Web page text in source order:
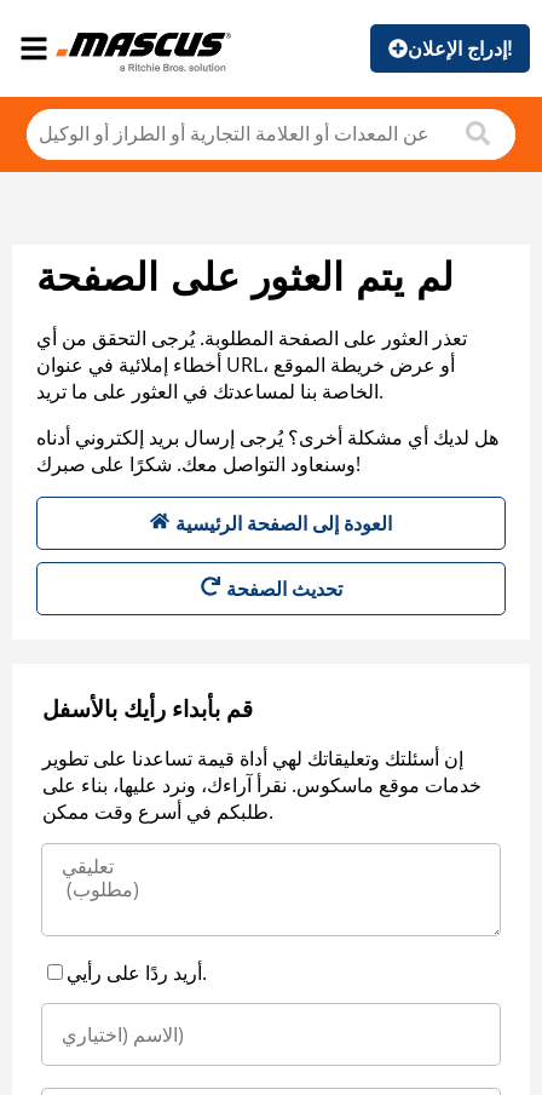
إدراج الإعلان!
لم يتم العثور على الصفحة
تعذر العثور على الصفحة المطلوبة. يُرجى التحقق من أي
أخطاء إملائية في عنوان URL، أو عرض خريطة الموقع
الخاصة بنا لمساعدتك في العثور على ما تريد.
هل لديك أي مشكلة أخرى؟ يُرجى إرسال بريد إلكتروني أدناه
وسنعاود التواصل معك. شكرًا على صبرك!
العودة إلى الصفحة الرئيسية
تحديث الصفحة
قم بأبداء رأيك بالأسفل
إن أسئلتك وتعليقاتك لهي أداة قيمة تساعدنا على تطوير
خدمات موقع ماسكوس. نقرأ آراءك، ونرد عليها، بناء على
طلبكم في أسرع وقت ممكن.
أريد ردًا على رأيي.